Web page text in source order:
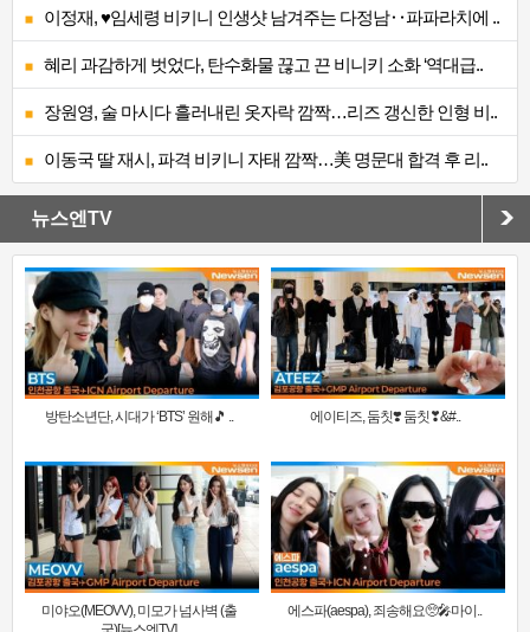
이정재, ♥임세령 비키니 인생샷 남겨주는 다정남‥파파라치에 ..
혜리 과감하게 벗었다, 탄수화물 끊고 끈 비니키 소화 ‘역대급..
장원영, 술 마시다 흘러내린 옷자락 깜짝…리즈 갱신한 인형 비..
이동국 딸 재시, 파격 비키니 자태 깜짝…美 명문대 합격 후 리..
뉴스엔TV
방탄소년단, 시대가 ‘BTS’ 원해🎵 .. 에이티즈, 둠칫❣️ 둠칫❣&#..
미야오(MEOVV), 미모가 넘사벽 (출
에스파(aespa), 죄송해요🥺🎤마이..